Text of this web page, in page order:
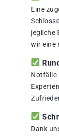
Eine
jegliche
wir eine
Notfälle
Dank